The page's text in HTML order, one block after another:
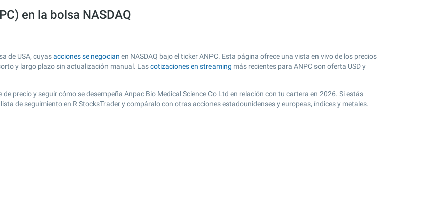
en la bolsa NASDAQ
de USA, cuyasacciones se negocian en NASDAQ bajo el ticker ANPC. Esta página ofrece una vista en vivo de los precios
y largo plazo sin actualización manual. Lascotizaciones en streaming más recientes para ANPC son oferta USD y
precio y seguir cómo se desempeña Anpac Bio Medical Science Co Ltd en relación con tu cartera en 2026. Si estás
de seguimiento en R StocksTrader y compáralo con otras acciones estadounidenses y europeas, índices y metales.